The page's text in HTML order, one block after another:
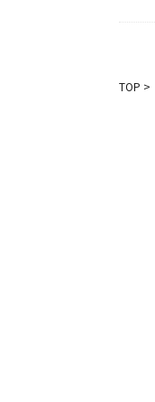
TOP >